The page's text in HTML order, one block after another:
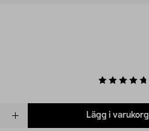
Lägg i varukorg